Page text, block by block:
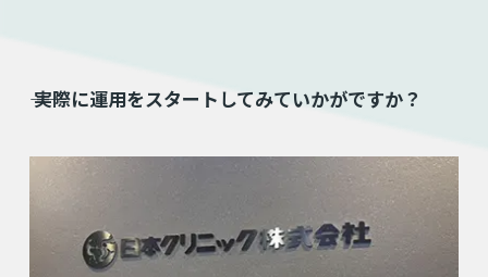
⸺ 実際に運用をスタートしてみていかがですか？